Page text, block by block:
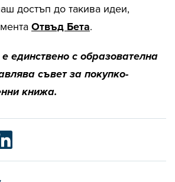
достъп до такива идеи,
Отвъд Бета.
единствено с образователна
съвет за покупко-
книжа.